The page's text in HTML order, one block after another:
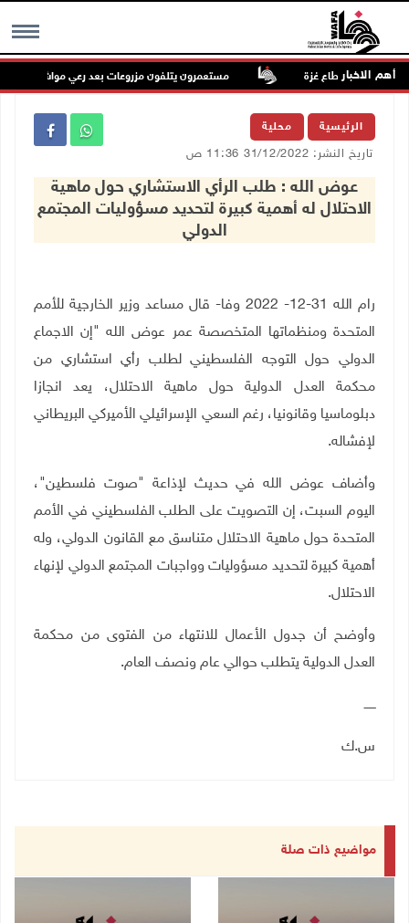
MENU أهم الاخبار مستعمرون يتلفون مزروعات بعد رعي مواشيهم في
الرئيسية محلية
تاريخ النشر: 31/12/2022 11:36 ص
عوض الله : طلب الرأي الاستشاري حول ماهية
الاحتلال له أهمية كبيرة لتحديد مسؤوليات المجتمع
الدولي
رام الله 31-12- 2022 وفا- قال مساعد وزير الخارجية للأمم
المتحدة ومنظماتها المتخصصة عمر عوض الله "إن الاجماع
الدولي حول التوجه الفلسطيني لطلب رأي استشاري من
محكمة العدل الدولية حول ماهية الاحتلال، يعد انجازا
دبلوماسيا وقانونيا، رغم السعي الإسرائيلي الأميركي البريطاني
لإفشاله.
وأضاف عوض الله في حديث لإذاعة "صوت فلسطين"،
اليوم السبت، إن التصويت على الطلب الفلسطيني في الأمم
المتحدة حول ماهية الاحتلال متناسق مع القانون الدولي، وله
أهمية كبيرة لتحديد مسؤوليات وواجبات المجتمع الدولي لإنهاء
الاحتلال.
وأوضح أن جدول الأعمال للانتهاء من الفتوى من محكمة
العدل الدولية يتطلب حوالي عام ونصف العام.
ــــــ
س.ك
مواضيع ذات صلة